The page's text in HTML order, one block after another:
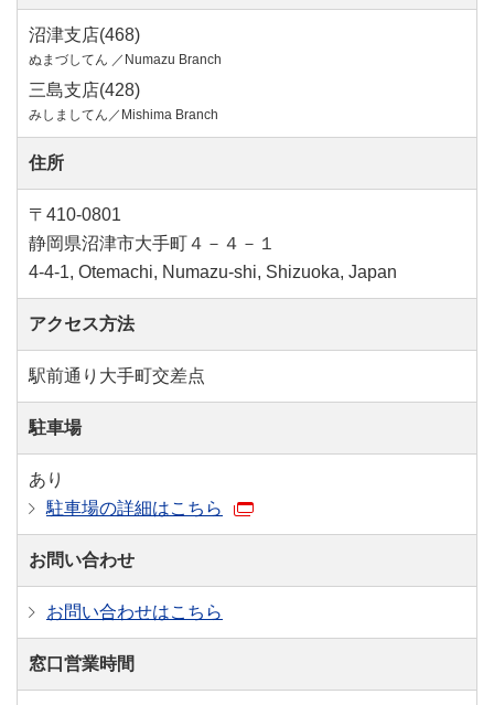
沼津支店(468)
ぬまづしてん ／Numazu Branch
三島支店(428)
みしましてん／Mishima Branch
住所
〒410-0801
静岡県沼津市大手町４－４－１
4-4-1, Otemachi, Numazu-shi, Shizuoka, Japan
アクセス方法
駅前通り大手町交差点
駐車場
あり
駐車場の詳細はこちら
お問い合わせ
お問い合わせはこちら
窓口営業時間